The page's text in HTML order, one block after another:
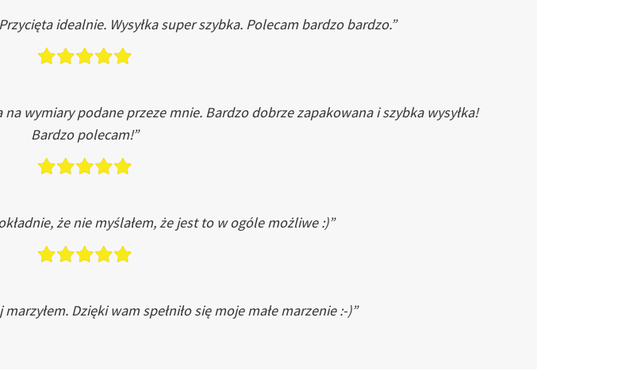
idealnie. Wysyłka super szybka. Polecam bardzo bardzo.”
wymiary podane przeze mnie. Bardzo dobrze zapakowana i szybka wysyłka!
Bardzo polecam!”
że nie myślałem, że jest to w ogóle możliwe :)”
Dzięki wam spełniło się moje małe marzenie :-)”